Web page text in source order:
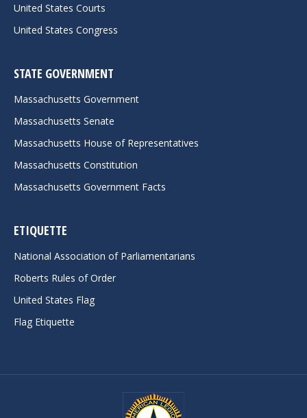
United States Courts
United States Congress
STATE GOVERNMENT
Massachusetts Government
Massachusetts Senate
Massachusetts House of Representatives
Massachusetts Constitution
Massachusetts Government Facts
ETIQUETTE
National Association of Parliamentarians
Roberts Rules of Order
United States Flag
Flag Etiquette